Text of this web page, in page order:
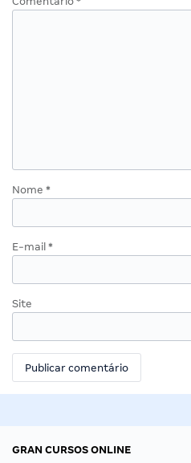
Nome *
E-mail *
Site
GRAN CURSOS ONLINE